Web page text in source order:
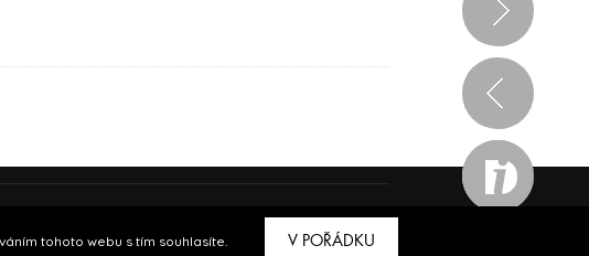
tohoto webu s tím souhlasíte. V POŘÁDKU
a